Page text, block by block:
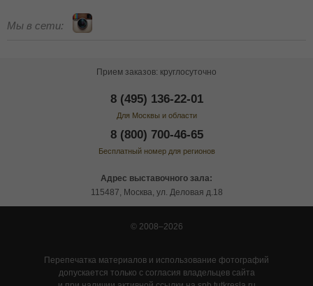
Мы в сети:
Прием заказов: круглосуточно
8 (495) 136-22-01
Для Москвы и области
8 (800) 700-46-65
Бесплатный номер для регионов
Адрес выставочного зала:
115487, Москва, ул. Деловая д.18
© 2008–2026
Перепечатка материалов и использование фотографий
допускается только с согласия владельцев сайта